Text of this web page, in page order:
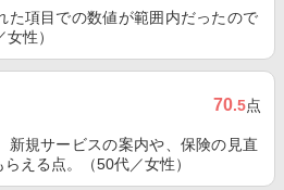
た項目での数値が範囲内だったので
性）
70.5点
新規サービスの案内や、保険の見直
える点。（50代／女性）